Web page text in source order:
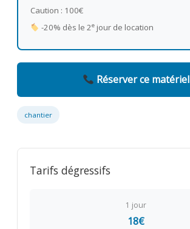
Caution : 100€
-20% dès le 2ejour de location
Réserver ce matériel
chantier
Tarifs dégressifs
1 jour
18€